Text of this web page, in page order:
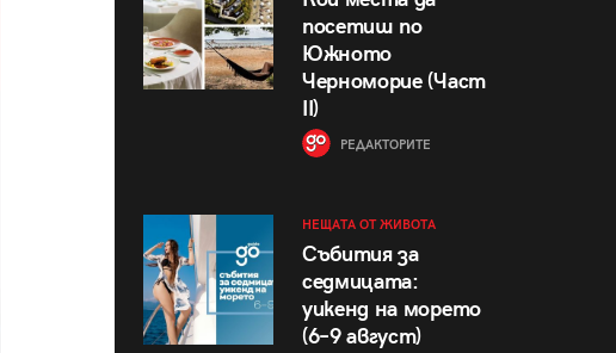
посетиш по
Южното
Черноморие (Част
II)
РЕДАКТОРИТЕ
НЕЩАТА ОТ ЖИВОТА
Събития за
седмицата:
уикенд на морето
(6–9 август)